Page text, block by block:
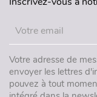
Votre adresse de
envoyer les lettres
pouvez à tout